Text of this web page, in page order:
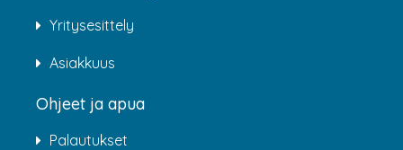
Yritysesittely
Asiakkuus
Ohjeet ja apua
Palautukset